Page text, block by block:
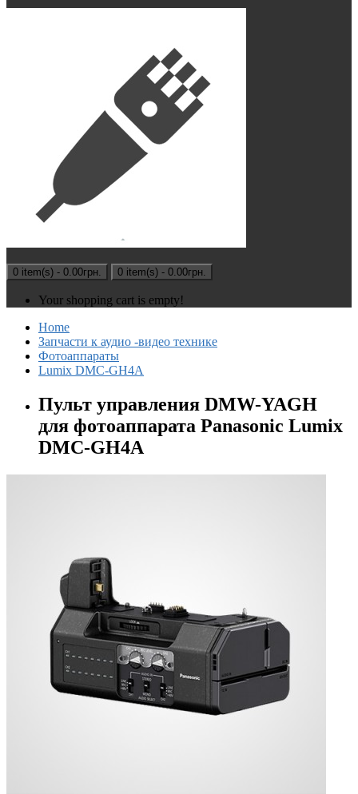
0 item(s) - 0.00грн. 0 item(s) - 0.00грн.
Your shopping cart is empty!
Home
Запчасти к аудио -видео технике
Фотоаппараты
Lumix DMC-GH4A
Пульт управления DMW-YAGH
для фотоаппарата Panasonic Lumix
DMC-GH4A